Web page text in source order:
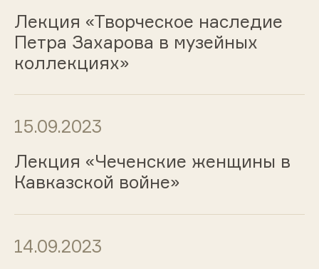
Лекция «Творческое наследие
Петра Захарова в музейных
коллекциях»
15.09.2023
Лекция «Чеченские женщины в
Кавказской войне»
14.09.2023